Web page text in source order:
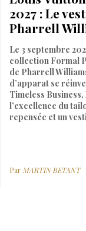
2027 : Le
Pharrell
Le 3 septembre
collection Formal
de Pharrell
d’apparat se
Timeless
l’excellence du
repensée et un
Par MARTIN BETANT